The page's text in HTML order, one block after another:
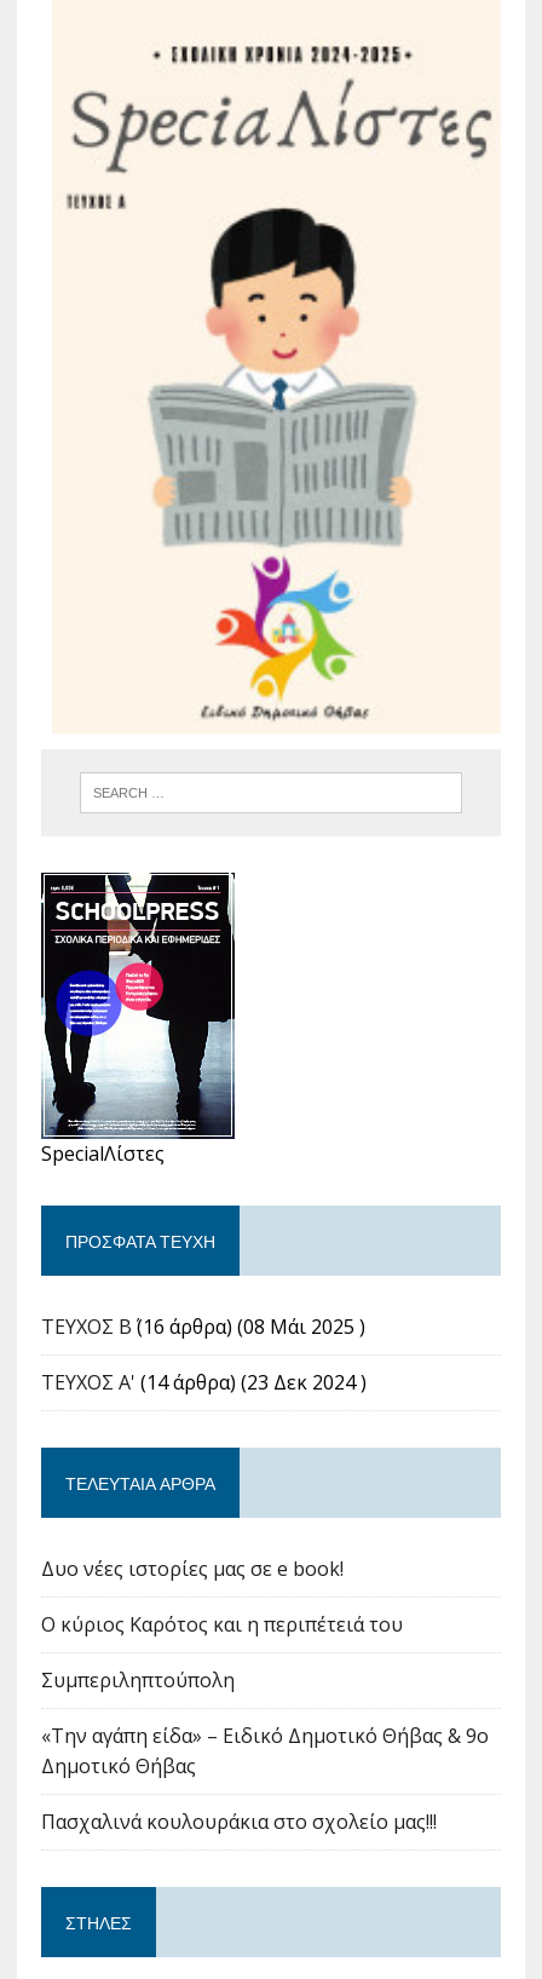
SpecialΛίστες
ΠΡΌΣΦΑΤΑ ΤΕΎΧΗ
ΤΕΥΧΟΣ Β΄ (16 άρθρα) (08 Μάι 2025 )
ΤΕΥΧΟΣ Α' (14 άρθρα) (23 Δεκ 2024 )
ΤΕΛΕΥΤΑΊΑ ΆΡΘΡΑ
Δυο νέες ιστορίες μας σε e book!
Ο κύριος Καρότος και η περιπέτειά του
Συμπεριληπτούπολη
«Την αγάπη είδα» – Ειδικό Δημοτικό Θήβας & 9ο
Δημοτικό Θήβας
Πασχαλινά κουλουράκια στο σχολείο μας!!!
ΣΤΉΛΕΣ